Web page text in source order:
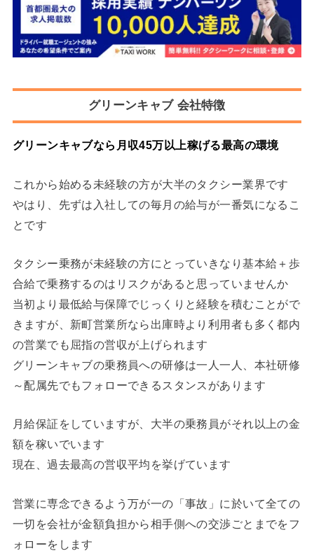
グリーンキャブ 会社特徴
グリーンキャブなら月収45万以上稼げる最高の環境
これから始める未経験の方が大半のタクシー業界です
やはり、先ずは入社しての毎月の給与が一番気になるこ
とです
タクシー乗務が未経験の方にとっていきなり基本給＋歩
合給で乗務するのはリスクがあると思っていませんか
当初より最低給与保障でじっくりと経験を積むことがで
きますが、新町営業所なら出庫時より利用者も多く都内
の営業でも屈指の営収が上げられます
グリーンキャブの乗務員への研修は一人一人、本社研修
～配属先でもフォローできるスタンスがあります
月給保証をしていますが、大半の乗務員がそれ以上の金
額を稼いでいます
現在、過去最高の営収平均を挙げています
営業に専念できるよう万が一の「事故」に於いて全ての
一切を会社が金額負担から相手側への交渉ごとまでをフ
ォローをします